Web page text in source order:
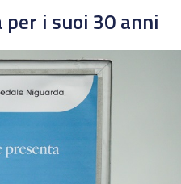
per i suoi 30 anni